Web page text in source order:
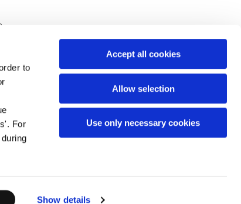
to
For
Show details
Accept all cookies
Allow selection
Use only necessary cookies
14304560965Note Legali Privacy Policy